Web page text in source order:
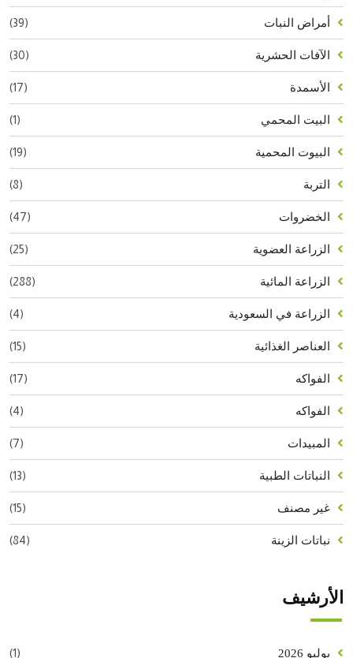
أمراض النبات (39)
الآفات الحشرية (30)
الأسمدة (17)
البيت المحمي (1)
البيوت المحمية (19)
التربة (8)
الخضروات (47)
الزراعة العضوية (25)
الزراعة المائية (288)
الزراعة في السعودية (4)
العناصر الغذائية (15)
الفواكه (17)
الفواكه (4)
المبيدات (7)
النباتات الطبية (13)
غير مصنف (15)
نباتات الزينة (84)
الأرشيف
يوليو 2026 (1)